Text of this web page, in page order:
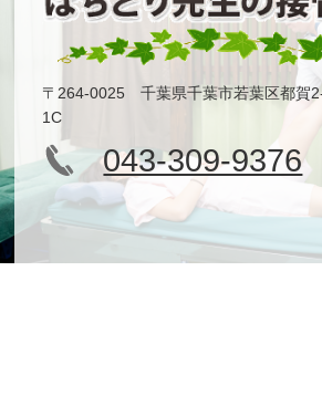
〒264-0025 千葉県千葉市若葉区都賀
1C
043-309-9376